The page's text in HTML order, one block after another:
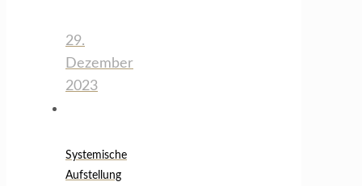
29.
Dezember
2023
Systemische
Aufstellung